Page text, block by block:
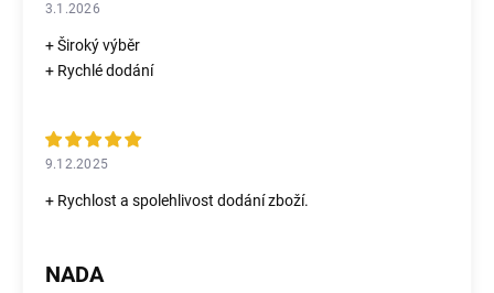
3.1.2026
+ Široký výběr
+ Rychlé dodání
9.12.2025
+ Rychlost a spolehlivost dodání zboží.
NADA